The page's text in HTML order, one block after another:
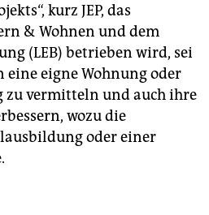
kurz JEP, das
& Wohnen und dem
(LEB) betrieben wird, sei
eine eigne Wohnung oder
zu vermitteln und auch ihre
wozu die
oder einer